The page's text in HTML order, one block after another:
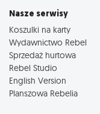
Nasze serwisy
Koszulki na karty
Wydawnictwo Rebel
Sprzedaż hurtowa
Rebel Studio
English Version
Planszowa Rebelia